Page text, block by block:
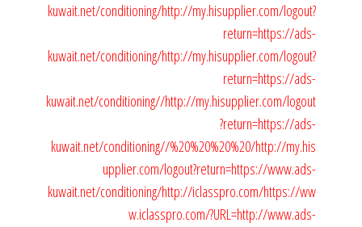
kuwait.net/conditioning/http://my.hisupplier.com/logout?
return=https://ads-
kuwait.net/conditioning/http://my.hisupplier.com/logout?
return=https://ads-
kuwait.net/conditioning//http://my.hisupplier.com/logout
?return=https://ads-
kuwait.net/conditioning//%20%20%20%20/http://my.his
upplier.com/logout?return=https://www.ads-
kuwait.net/conditioning/http://iclasspro.com/https://ww
w.iclasspro.com/?URL=http://www.ads-